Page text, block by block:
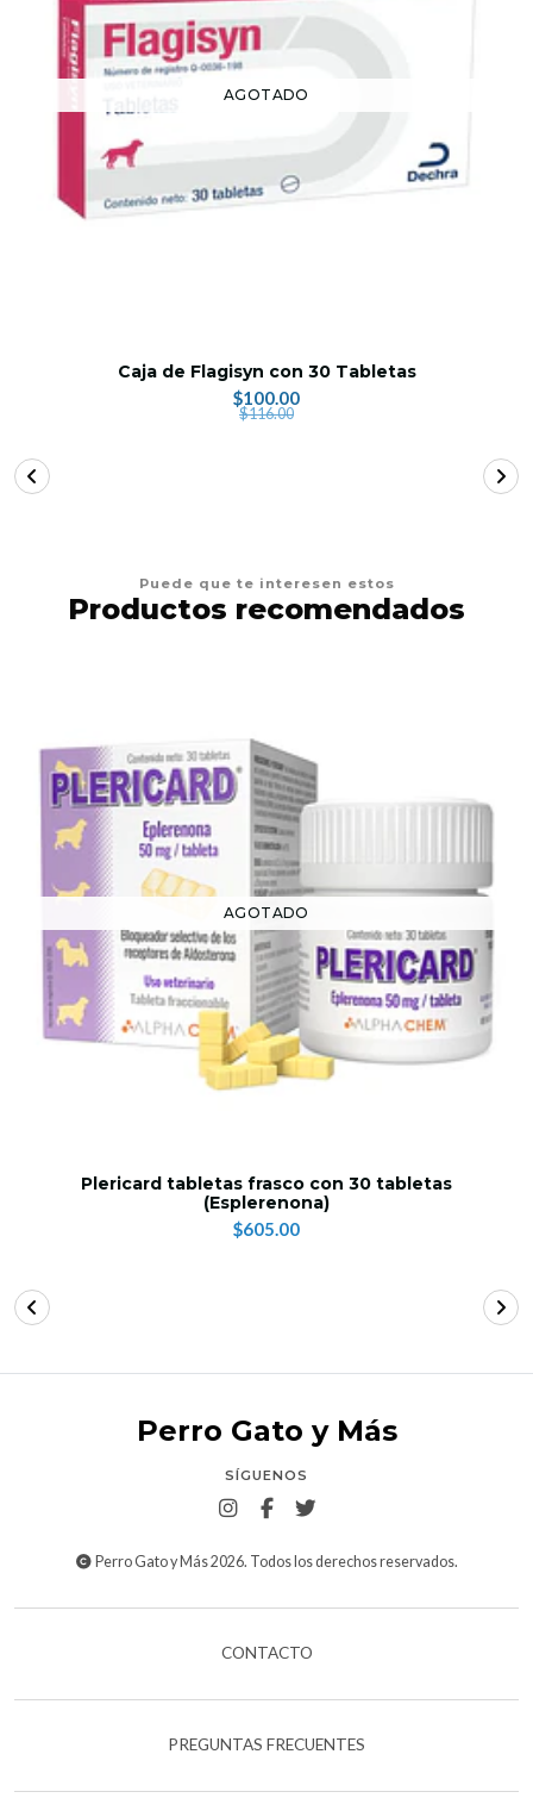
AGOTADO
Caja de Flagisyn con 30 Tabletas
$100.00
$116.00
Puede que te interesen estos
Productos recomendados
AGOTADO
Plericard tabletas frasco con 30 tabletas
(Esplerenona)
$605.00
Perro Gato y Más
SÍGUENOS
Perro Gato y Más 2026. Todos los derechos reservados.
CONTACTO
PREGUNTAS FRECUENTES